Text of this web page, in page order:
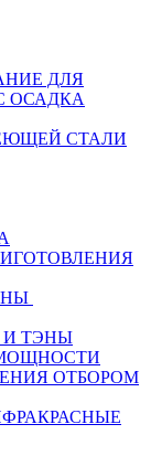
ДЛЯ
ОСАДКА
СТАЛИ
И ТЭНЫ
ОТБОРОМ